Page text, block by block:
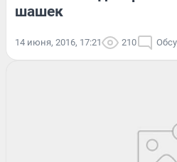
шашек
14 июня, 2016, 17:21 210